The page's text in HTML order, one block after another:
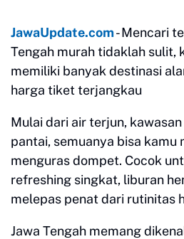
JawaUpdate.com- Mencari
Tengah murah tidaklah sulit,
memiliki banyak destinasi
harga tiket terjangkau
Mulai dari air terjun,
pantai, semuanya bisa kamu
menguras dompet. Cocok
refreshing singkat, liburan
melepas penat dari rutinitas
Jawa Tengah memang